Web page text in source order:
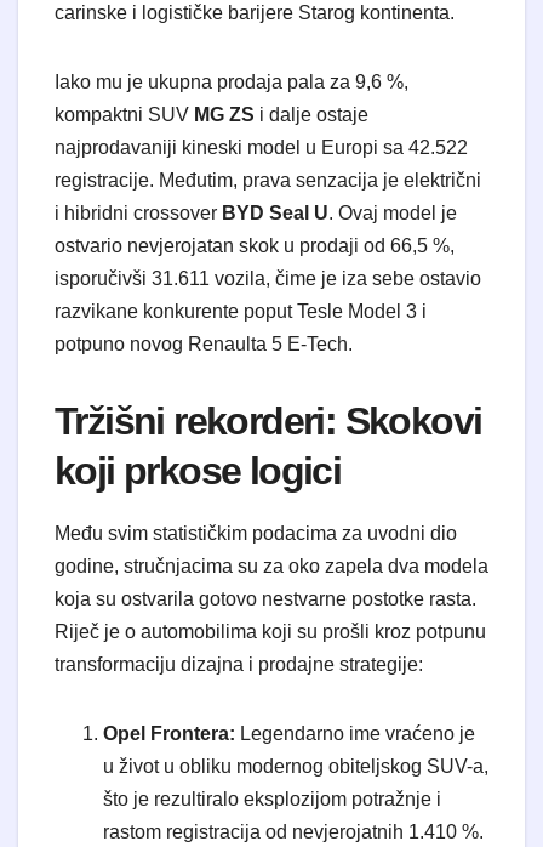
carinske i logističke barijere Starog kontinenta.
​Iako mu je ukupna prodaja pala za 9,6 %,
kompaktni SUV MG ZS i dalje ostaje
najprodavaniji kineski model u Europi sa 42.522
registracije. Međutim, prava senzacija je električni
i hibridni crossover BYD Seal U. Ovaj model je
ostvario nevjerojatan skok u prodaji od 66,5 %,
isporučivši 31.611 vozila, čime je iza sebe ostavio
razvikane konkurente poput Tesle Model 3 i
potpuno novog Renaulta 5 E-Tech.
​Tržišni rekorderi: Skokovi
koji prkose logici
​Među svim statističkim podacima za uvodni dio
godine, stručnjacima su za oko zapela dva modela
koja su ostvarila gotovo nestvarne postotke rasta.
Riječ je o automobilima koji su prošli kroz potpunu
transformaciju dizajna i prodajne strategije:
Opel Frontera: Legendarno ime vraćeno je
u život u obliku modernog obiteljskog SUV-a,
što je rezultiralo eksplozijom potražnje i
rastom registracija od nevjerojatnih 1.410 %.